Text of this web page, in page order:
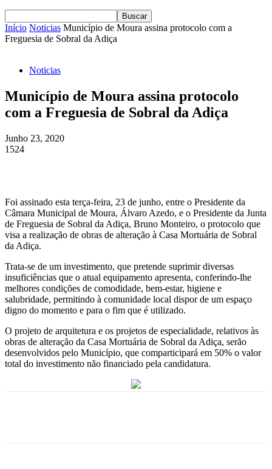
Início Noticias Município de Moura assina protocolo com a
Freguesia de Sobral da Adiça
Noticias
Município de Moura assina protocolo
com a Freguesia de Sobral da Adiça
Junho 23, 2020
1524
Foi assinado esta terça-feira, 23 de junho, entre o Presidente da
Câmara Municipal de Moura, Álvaro Azedo, e o Presidente da Junta
de Freguesia de Sobral da Adiça, Bruno Monteiro, o protocolo que
visa a realização de obras de alteração à Casa Mortuária de Sobral
da Adiça.
Trata-se de um investimento, que pretende suprimir diversas
insuficiências que o atual equipamento apresenta, conferindo-lhe
melhores condições de comodidade, bem-estar, higiene e
salubridade, permitindo à comunidade local dispor de um espaço
digno do momento e para o fim que é utilizado.
O projeto de arquitetura e os projetos de especialidade, relativos às
obras de alteração da Casa Mortuária de Sobral da Adiça, serão
desenvolvidos pelo Município, que comparticipará em 50% o valor
total do investimento não financiado pela candidatura.